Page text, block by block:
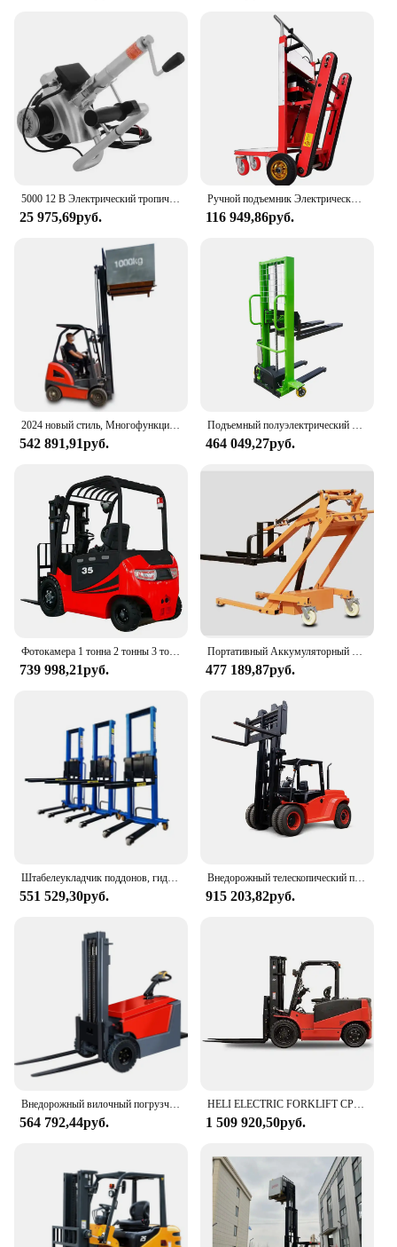
5000 12 В Электрический тропический прицеп с домкратом макс. 350 Вт
25 975,69руб.
Ручной подъемник Электрический, ручной грузовик для лестницы, скалолазания на гусеничном ходу, тележка для багажа, полный поддон, лестница, платформа, инструмент
116 949,86руб.
2024 новый стиль, Многофункциональный Электрический вилочный погрузчик с максимальной мощностью, 1-тонный подъемник, 2 тонны, 3 тонны, 5 тонны, Электрический вилочный погрузчик, цена
542 891,91руб.
Подъемный полуэлектрический Автопогрузчик 500 кг, портативный штабелер, сделано в Китае
464 049,27руб.
Фотокамера 1 тонна 2 тонны 3 тонны цена
739 998,21руб.
Портативный Аккумуляторный вилочный погрузчик, 4-колесный поддон, мини-погрузчик, цена
477 189,87руб.
Штабелеукладчик поддонов, гидравлический маленький ручной Электрический вилочный погрузчик с дистанционным управлением, ручной портативный вилочный погрузчик с ручным управлением 500 кг, 1000 кг
551 529,30руб.
Внедорожный телескопический погрузчик дизельный 5-тонный дизельный вилочный погрузчик боковой погрузчик 4-Тонный дизельный
915 203,82руб.
564 792,44руб.
HELI ELECTRIC FORKLIFT CPD15 20-литий-ионный вилочный погрузчик по заводской цене
1 509 920,50руб.